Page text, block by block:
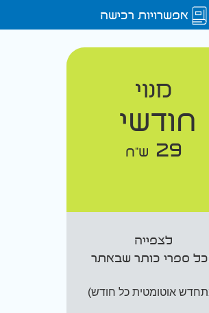
אפשרויות רכישה
מנוי
חודשי
29 ש"ח
לצפייה
ספרי כותר שבאתר
אוטומטית כל חודש)